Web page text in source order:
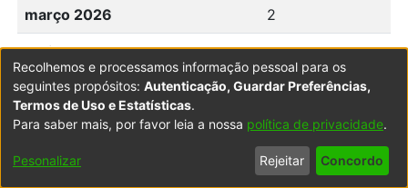
março 2026 2
abril 2026 1
maio 2026 2
junho 2026 1
julho 2026 7
Recolhemos e processamos informação pessoal para os
seguintes propósitos: Autenticação, Guardar Preferências,
Termos de Uso e Estatísticas.
Para saber mais, por favor leia a nossa política de privacidade.
Pesonalizar Rejeitar Concordo